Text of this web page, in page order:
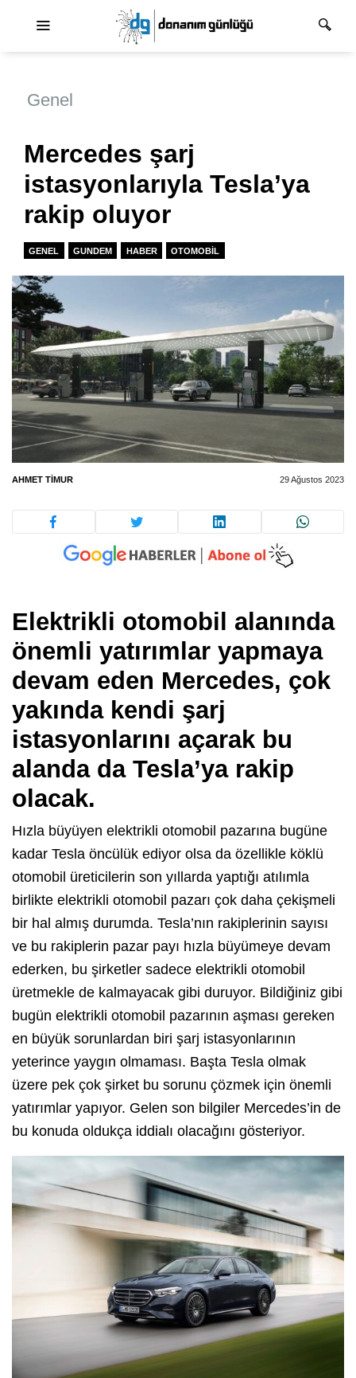
Genel
Mercedes şarj
istasyonlarıyla Tesla’ya
rakip oluyor
GENEL GUNDEM HABER OTOMOBIL
AHMET TIMUR 29 Ağustos 2023
Elektrikli otomobil alanında
önemli yatırımlar yapmaya
devam eden Mercedes, çok
yakında kendi şarj
istasyonlarını açarak bu
alanda da Tesla’ya rakip
olacak.
Hızla büyüyen elektrikli otomobil pazarına bugüne
kadar Tesla öncülük ediyor olsa da özellikle köklü
otomobil üreticilerin son yıllarda yaptığı atılımla
birlikte elektrikli otomobil pazarı çok daha çekişmeli
bir hal almış durumda. Tesla’nın rakiplerinin sayısı
ve bu rakiplerin pazar payı hızla büyümeye devam
ederken, bu şirketler sadece elektrikli otomobil
üretmekle de kalmayacak gibi duruyor. Bildiğiniz gibi
bugün elektrikli otomobil pazarının aşması gereken
en büyük sorunlardan biri şarj istasyonlarının
yeterince yaygın olmaması. Başta Tesla olmak
üzere pek çok şirket bu sorunu çözmek için önemli
yatırımlar yapıyor. Gelen son bilgiler Mercedes’in de
bu konuda oldukça iddialı olacağını gösteriyor.